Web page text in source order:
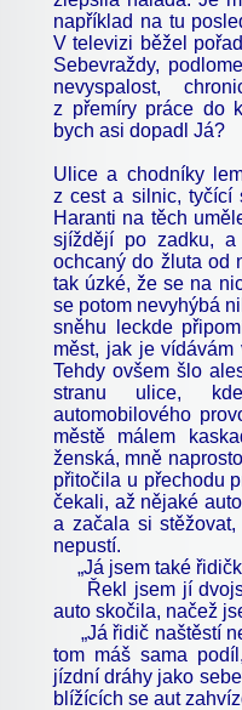
například na tu
V televizi běžel
Sebevraždy,
nevyspalost,
z přemíry práce do
bych asi dopadl Já?
Ulice a chodníky
z cest a silnic, tyčící
Haranti na těch
sjíždějí po zadku,
ochcaný do žluta od
tak úzké, že se na
se potom nevyhýbá
sněhu leckde
měst, jak je vídávám
Tehdy ovšem šlo
stranu ulice,
automobilového
městě málem
ženská, mně
přitočila u přechodu
čekali, až nějaké
a začala si
nepustí.
„Já jsem také
Řekl jsem jí
auto skočila, načež
„Já řidič naštěstí
tom máš sama
jízdní dráhy jako
blížících se aut